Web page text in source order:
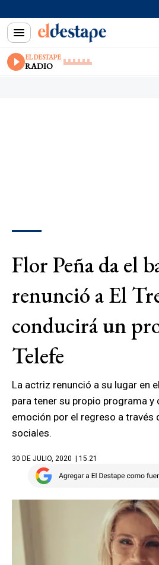
EL DESTAPE
RADIO
Flor Peña da el
renunció a El
conducirá un
Telefe
La actriz renunció a su lugar en
para tener su propio programa y
emoción por el regreso a través
sociales.
30 DE JULIO, 2020 | 15.21